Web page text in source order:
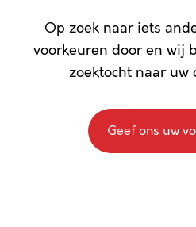
Op zoek naar iets
voorkeuren door en wij
zoektocht naar uw
Geef ons uw